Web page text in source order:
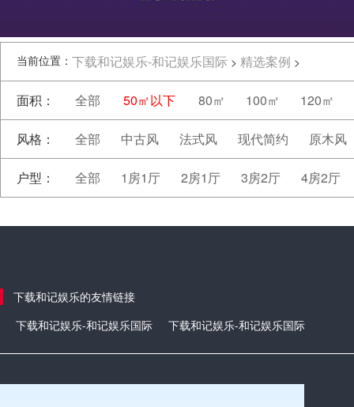
当前位置： 下载和记娱乐-和记娱乐国际 > 精选案例 >
面积： 全部 50㎡以下 80㎡ 100㎡ 120㎡
风格： 全部 中古风 法式风 现代简约 原木风
户型： 全部 1房1厅 2房1厅 3房2厅 4房2厅
下载和记娱乐的友情链接
下载和记娱乐-和记娱乐国际
下载和记娱乐-和记娱乐国际